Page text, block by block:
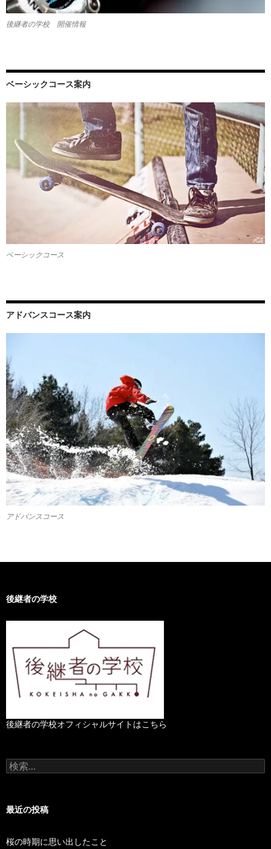
後継者の学校 開催情報
ベーシックコース案内
ベーシックコース
アドバンスコース案内
アドバンスコース
後継者の学校
後継者の学校オフィシャルサイトはこちら
検
索
最近の投稿
桜の時期に思い出したこと